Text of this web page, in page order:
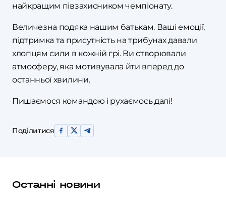
найкращим півзахисником чемпіонату.
Величезна подяка нашим батькам. Ваші емоції,
підтримка та присутність на трибунах давали
хлопцям сили в кожній грі. Ви створювали
атмосферу, яка мотивувала йти вперед до
останньої хвилини.
Пишаємося командою і рухаємось далі!
Поділитися
Останні новини